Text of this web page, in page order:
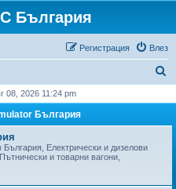
България
Влез
Регистрация
с
е
08, 2026 11:24 pm
България
Електрически и дизелови
и товарни вагони,